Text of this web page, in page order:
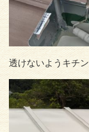
透けないようキチ